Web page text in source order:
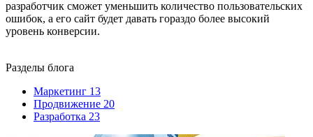
разработчик сможет уменьшить количество пользовательских
ошибок, а его сайт будет давать гораздо более высокий
уровень конверсии.
Разделы блога
Маркетинг 13
Продвижение 20
Разработка 23